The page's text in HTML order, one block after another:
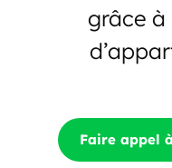
grâce à
Faire appel